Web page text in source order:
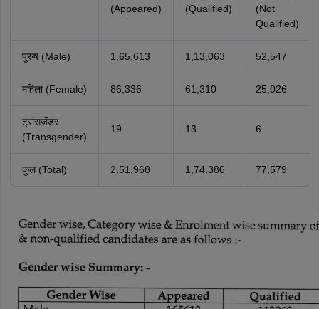
(Appeared)
(Qualified)
(Not
Qualified)
पुरुष (Male) 1,65,613 1,13,063 52,547
महिला (Female) 86,336 61,310 25,026
ट्रांसजेंडर
(Transgender)
19 13 6
कुल (Total) 2,51,968 1,74,386 77,579